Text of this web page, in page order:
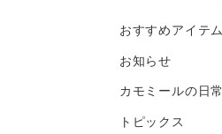
おすすめアイテム
お知らせ
カモミールの日常
トピックス